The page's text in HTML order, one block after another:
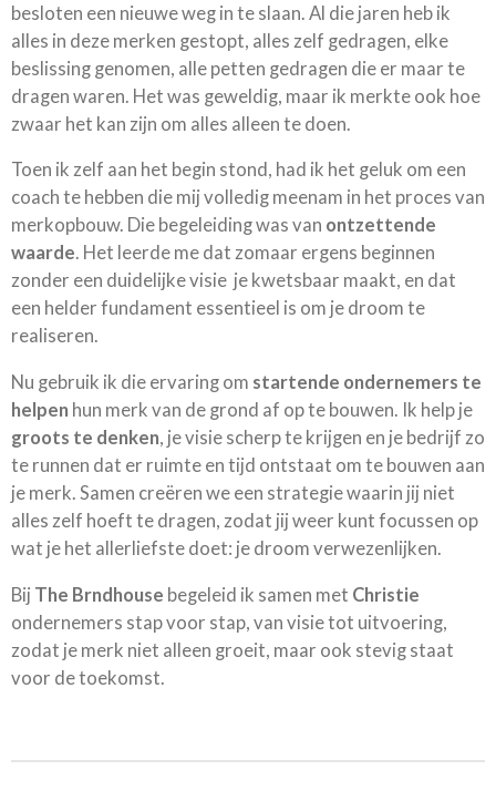
besloten een nieuwe weg in te slaan. Al die jaren heb ik
alles in deze merken gestopt, alles zelf gedragen, elke
beslissing genomen, alle petten gedragen die er maar te
dragen waren. Het was geweldig, maar ik merkte ook hoe
zwaar het kan zijn om alles alleen te doen.
Toen ik zelf aan het begin stond, had ik het geluk om een
coach te hebben die mij volledig meenam in het proces van
merkopbouw. Die begeleiding was van ontzettende
waarde. Het leerde me dat zomaar ergens beginnen
zonder een duidelijke visie je kwetsbaar maakt, en dat
een helder fundament essentieel is om je droom te
realiseren.
Nu gebruik ik die ervaring om startende ondernemers te
helpen hun merk van de grond af op te bouwen. Ik help je
groots te denken, je visie scherp te krijgen en je bedrijf zo
te runnen dat er ruimte en tijd ontstaat om te bouwen aan
je merk. Samen creëren we een strategie waarin jij niet
alles zelf hoeft te dragen, zodat jij weer kunt focussen op
wat je het allerliefste doet: je droom verwezenlijken.
Bij The Brndhouse begeleid ik samen met Christie
ondernemers stap voor stap, van visie tot uitvoering,
zodat je merk niet alleen groeit, maar ook stevig staat
voor de toekomst.